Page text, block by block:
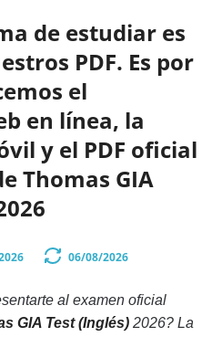
de estudiar es
PDF. Es por
el
en línea, la
y el PDF oficial
Thomas GIA
06/08/2026
al examen oficial
GIA Test (Inglés) 2026? La